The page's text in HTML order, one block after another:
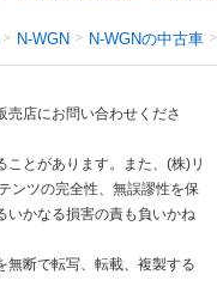
N-WGN N-WGNの中古車
店にお問い合わせくださ
とがあります。また、(株)リ
ンツの完全性、無誤謬性を保
いかなる損害の責も負いかね
断で転写、転載、複製する